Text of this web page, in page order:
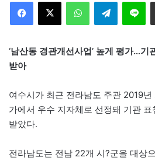
‘남산동 경관개선사업’ 높게 평가…
받아
여수시가 최근 전라남도 주관 2019
가에서 우수 지자체로 선정돼 기관
받았다.
전라남도는 전남 22개 시?군을 대상